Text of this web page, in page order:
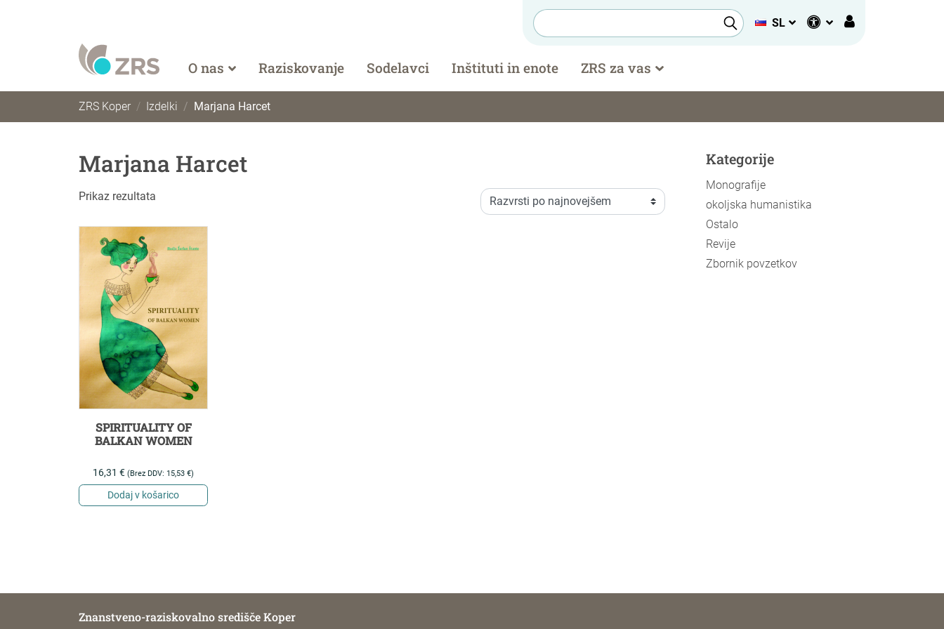
SL
O nas Raziskovanje Sodelavci Inštituti in enote ZRS za vas
ZRS Koper Izdelki Marjana Harcet
Marjana Harcet
Prikaz rezultata
SPIRITUALITY OF
BALKAN WOMEN
16,31€ (Brez DDV: 15,53€)
Dodaj v košarico
Kategorije
Monografije
okoljska humanistika
Ostalo
Revije
Zbornik povzetkov
Znanstveno-raziskovalno središče Koper